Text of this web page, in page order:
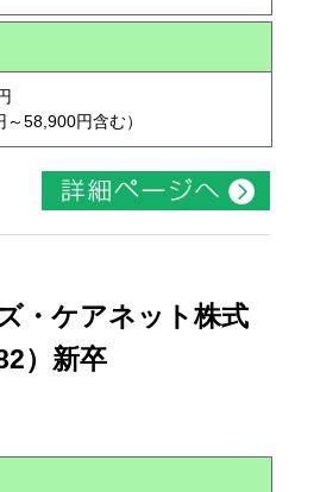
～58,900円含む）
・ケアネット株式
）新卒